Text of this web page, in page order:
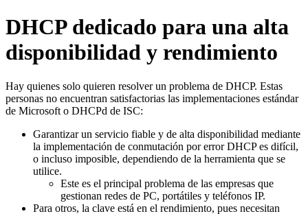
DHCP dedicado para una alta
disponibilidad y rendimiento
Hay quienes solo quieren resolver un problema de DHCP. Estas
personas no encuentran satisfactorias las implementaciones estándar
de Microsoft o DHCPd de ISC:
Garantizar un servicio fiable y de alta disponibilidad mediante
la implementación de conmutación por error DHCP es difícil,
o incluso imposible, dependiendo de la herramienta que se
utilice.
Este es el principal problema de las empresas que
gestionan redes de PC, portátiles y teléfonos IP.
Para otros, la clave está en el rendimiento, pues necesitan